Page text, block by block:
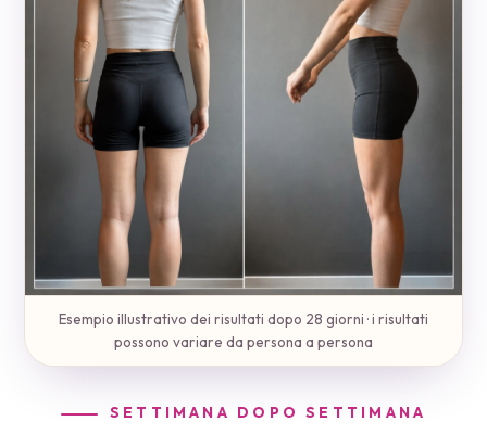
Esempio illustrativo dei risultati dopo 28 giorni · i risultati
possono variare da persona a persona
SETTIMANA DOPO SETTIMANA